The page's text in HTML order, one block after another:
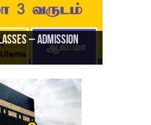
– Admission
– BA Arabic
Jamia Al Hajiri
Riyadh